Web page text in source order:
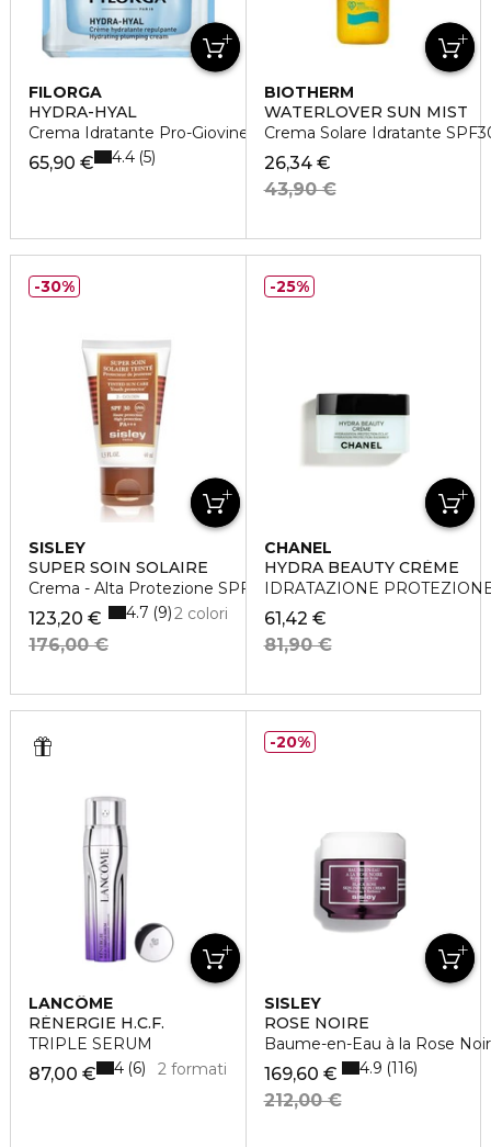
FILORGA
HYDRA-HYAL
Crema Idratante Pro-Giovinezza
65,90 € 4.4 5
BIOTHERM
WATERLOVER SUN MIST
Crema Solare Idratante
26,34 €
43,90 €
SISLEY
SUPER SOIN SOLAIRE
Crema - Alta Protezione SPF30
123,20 €
176,00 €
2 colori
4.7 9
30%
CHANEL
HYDRA BEAUTY CRÈME
IDRATAZIONE
61,42 €
81,90 €
25%
LANCÔME
RÉNERGIE H.C.F.
TRIPLE SERUM
87,00 € 2 formati
4 6
SISLEY
ROSE NOIRE
Baume-en-Eau à la Rose
169,60 €
212,00 €
4.9 116
20%